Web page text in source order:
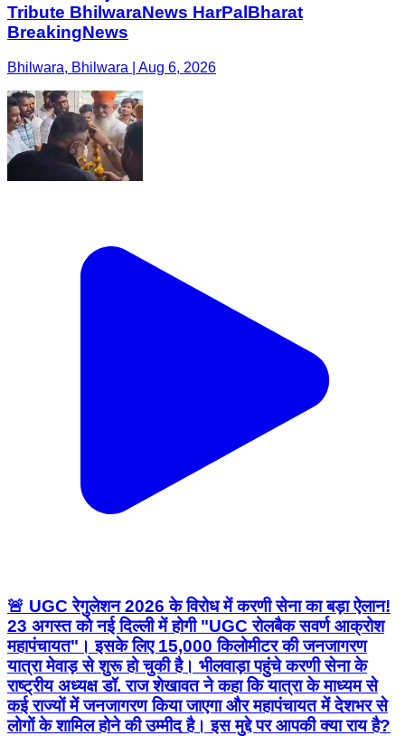
Tribute BhilwaraNews HarPalBharat
BreakingNews
Bhilwara, Bhilwara | Aug 6, 2026
🚨 UGC रेगुलेशन 2026 के विरोध में करणी सेना का बड़ा ऐलान!
23 अगस्त को नई दिल्ली में होगी "UGC रोलबैक सवर्ण आक्रोश
महापंचायत"। इसके लिए 15,000 किलोमीटर की जनजागरण
यात्रा मेवाड़ से शुरू हो चुकी है। भीलवाड़ा पहुंचे करणी सेना के
राष्ट्रीय अध्यक्ष डॉ. राज शेखावत ने कहा कि यात्रा के माध्यम से
कई राज्यों में जनजागरण किया जाएगा और महापंचायत में देशभर से
लोगों के शामिल होने की उम्मीद है। इस मुद्दे पर आपकी क्या राय है?